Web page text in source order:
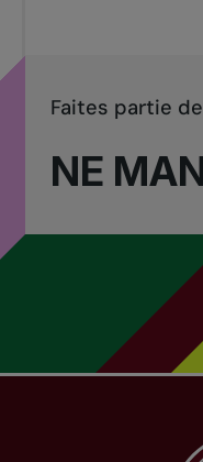
NE
Faites partie